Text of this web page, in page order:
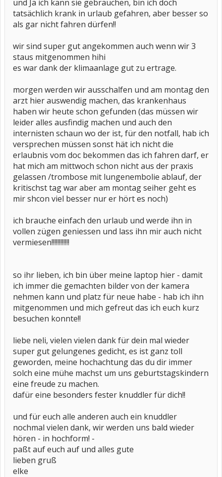
und Ja ich kann sie gebrauchen, bin ich doch
tatsächlich krank in urlaub gefahren, aber besser so
als gar nicht fahren dürfen!!
wir sind super gut angekommen auch wenn wir 3
staus mitgenommen hihi
es war dank der klimaanlage gut zu ertrage.
morgen werden wir ausschalfen und am montag den
arzt hier auswendig machen, das krankenhaus
haben wir heute schon gefunden (das müssen wir
leider alles ausfindig machen und auch den
internisten schaun wo der ist, für den notfall, hab ich
versprechen müssen sonst hät ich nicht die
erlaubnis vom doc bekommen das ich fahren darf, er
hat mich am mittwoch schon nicht aus der praxis
gelassen /trombose mit lungenembolie ablauf, der
kritischst tag war aber am montag seiher geht es
mir shcon viel besser nur er hört es noch)
ich brauche einfach den urlaub und werde ihn in
vollen zügen geniessen und lass ihn mir auch nicht
vermiesen!!!!!!!!!!!!
so ihr lieben, ich bin über meine laptop hier - damit
ich immer die gemachten bilder von der kamera
nehmen kann und platz für neue habe - hab ich ihn
mitgenommen und mich gefreut das ich euch kurz
besuchen konnte!!
liebe neli, vielen vielen dank für dein mal wieder
super gut gelungenes gedicht, es ist ganz toll
geworden, meine hochachtung das du dir immer
solch eine mühe machst um uns geburtstagskindern
eine freude zu machen.
dafür eine besonders fester knuddler für dich!!
und für euch alle anderen auch ein knuddler
nochmal vielen dank, wir werden uns bald wieder
hören - in hochform! -
paßt auf euch auf und alles gute
lieben gruß
elke